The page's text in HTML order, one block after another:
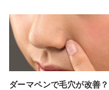
ダーマペンで毛穴が改善？